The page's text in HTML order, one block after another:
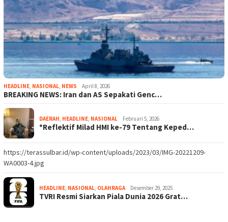
HEADLINE, NASIONAL, NEWS April 8, 2026
BREAKING NEWS: Iran dan AS Sepakati Genc…
DAERAH, HEADLINE, NASIONAL Februari 5, 2026
*Reflektif Milad HMI ke-79 Tentang Keped…
https://terassulbar.id/wp-content/uploads/2023/03/IMG-20221209-
WA0003-4.jpg
HEADLINE, NASIONAL, OLAHRAGA Desember 29, 2025
TVRI Resmi Siarkan Piala Dunia 2026 Grat…